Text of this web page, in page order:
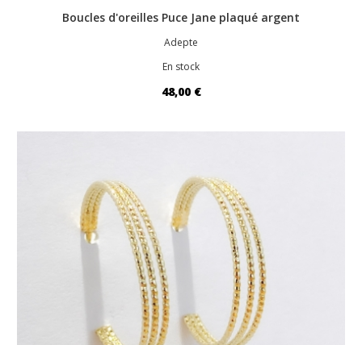
Boucles d'oreilles Puce Jane plaqué argent
Adepte
En stock
48,00 €